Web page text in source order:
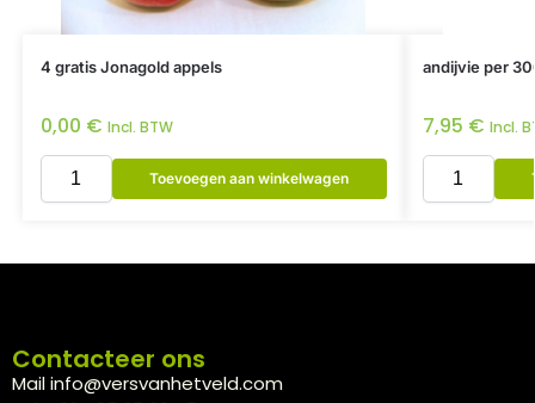
4 gratis Jonagold appels
0,00 € Incl. BTW
Toevoegen aan winkelwagen
andijvie per
7,95 € Incl.
Contacteer ons
Mail info@versvanhetveld.com